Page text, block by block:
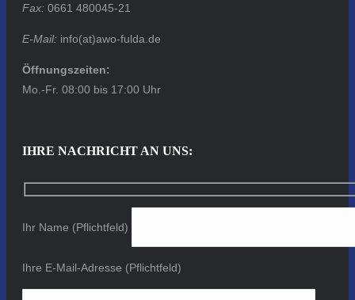
Fax: 0661 480045-21
E-Mail: info(at)awo-fulda.de
Öffnungszeiten:
Mo.-Fr. 08:00 bis 17:00 Uhr
IHRE NACHRICHT AN UNS:
Ihr Name (Pflichtfeld)
Ihre E-Mail-Adresse (Pflichtfeld)